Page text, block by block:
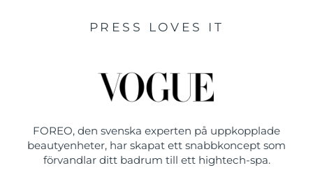
PRESS LOVES IT
FOREO, den svenska experten på uppkopplade
beautyenheter, har skapat ett snabbkoncept som
förvandlar ditt badrum till ett hightech-spa.